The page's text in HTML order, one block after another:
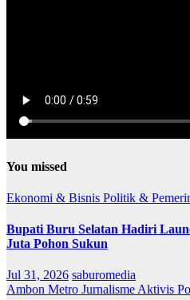
You missed
Ekonomi & Bisnis Politik &
Bupati Buru Selatan Hadiri
Juta Pohon Sukun
Jul 31, 2026 saburomedia
Ambon Metro Jurnalisme Aktivis